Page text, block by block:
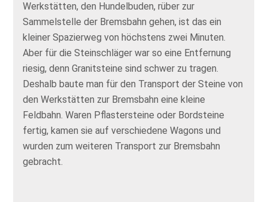
Werkstätten, den Hundelbuden, rüber zur
Sammelstelle der Bremsbahn gehen, ist das ein
kleiner Spazierweg von höchstens zwei Minuten.
Aber für die Steinschläger war so eine Entfernung
riesig, denn Granitsteine sind schwer zu tragen.
Deshalb baute man für den Transport der Steine von
den Werkstätten zur Bremsbahn eine kleine
Feldbahn. Waren Pflastersteine oder Bordsteine
fertig, kamen sie auf verschiedene Wagons und
wurden zum weiteren Transport zur Bremsbahn
gebracht.